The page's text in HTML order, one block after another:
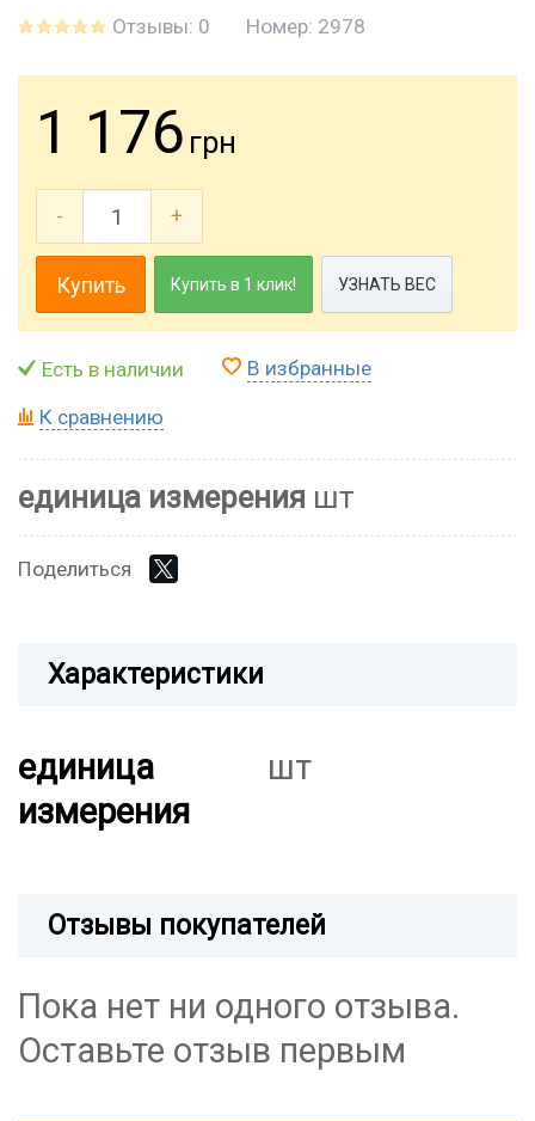
Отзывы: 0 Номер: 2978
1 176 грн
- +
Купить Купить в 1 клик! УЗНАТЬ ВЕС
Есть в наличии В избранные
К сравнению
единица измерения шт
Поделиться
Характеристики
единица
измерения
шт
Отзывы покупателей
Пока нет ни одного отзыва.
Оставьте отзыв первым